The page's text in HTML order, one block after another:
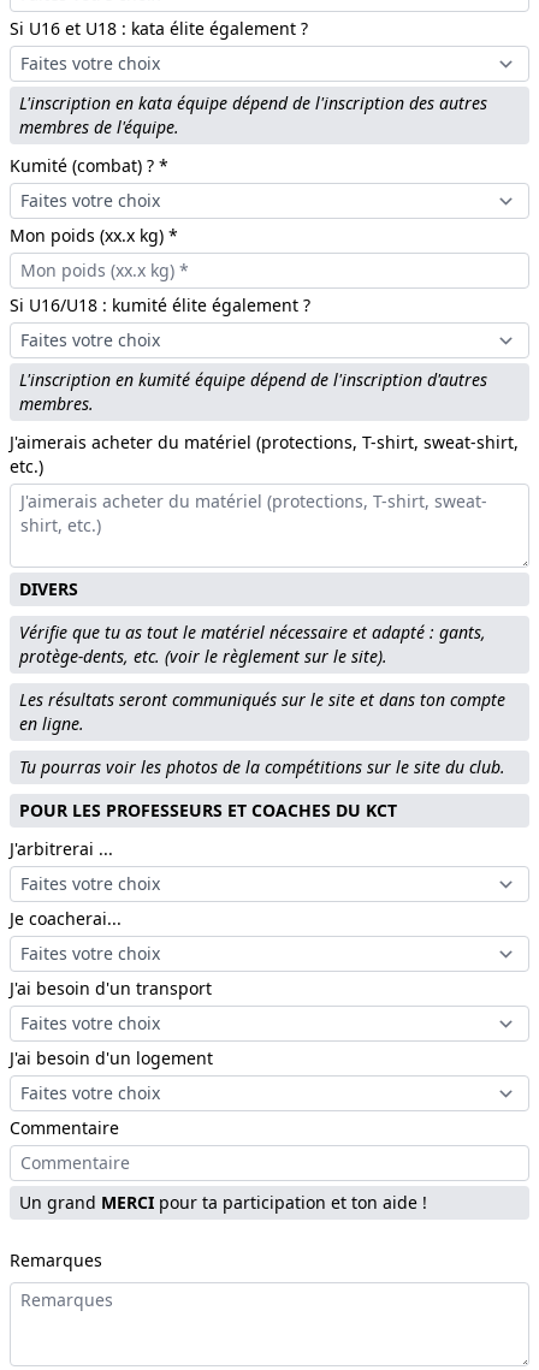
Si U16 et U18 : kata élite également ?
L'inscription en kata équipe dépend de l'inscription des autres
membres de l'équipe.
Kumité (combat) ? *
Mon poids (xx.x kg) *
Si U16/U18 : kumité élite également ?
L'inscription en kumité équipe dépend de l'inscription d'autres
membres.
J'aimerais acheter du matériel (protections, T-shirt, sweat-shirt,
etc.)
DIVERS
Vérifie que tu as tout le matériel nécessaire et adapté : gants,
protège-dents, etc. (voir le règlement sur le site).
Les résultats seront communiqués sur le site et dans ton compte
en ligne.
Tu pourras voir les photos de la compétitions sur le site du club.
POUR LES PROFESSEURS ET COACHES DU KCT
J'arbitrerai ...
Je coacherai...
J'ai besoin d'un transport
J'ai besoin d'un logement
Commentaire
Un grand MERCI pour ta participation et ton aide !
Remarques